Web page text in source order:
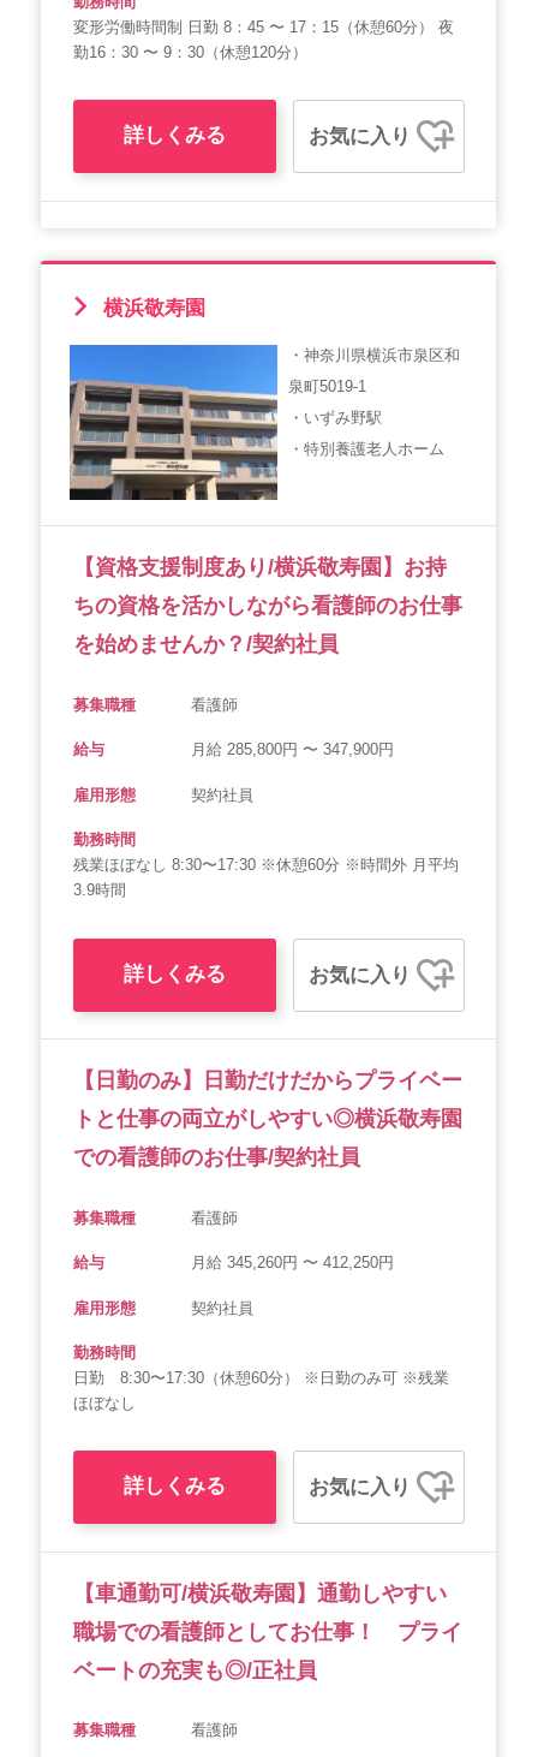
変形労働時間制 日勤 8：45 〜 17：15（休憩60分） 夜
勤16：30 〜 9：30（休憩120分）
詳しくみる お気に入り
横浜敬寿園
・神奈川県横浜市泉区和
泉町5019-1
・いずみ野駅
・特別養護老人ホーム
【資格支援制度あり/横浜敬寿園】お持
ちの資格を活かしながら看護師のお仕事
を始めませんか？/契約社員
募集職種 看護師
給与 月給 285,800円 〜 347,900円
雇用形態 契約社員
勤務時間
残業ほぼなし 8:30〜17:30 ※休憩60分 ※時間外 月平均
3.9時間
詳しくみる お気に入り
【日勤のみ】日勤だけだからプライベー
トと仕事の両立がしやすい◎横浜敬寿園
での看護師のお仕事/契約社員
募集職種 看護師
給与 月給 345,260円 〜 412,250円
雇用形態 契約社員
勤務時間
日勤 8:30〜17:30（休憩60分） ※日勤のみ可 ※残業
ほぼなし
詳しくみる お気に入り
【車通勤可/横浜敬寿園】通勤しやすい
職場での看護師としてお仕事！ プライ
ベートの充実も◎/正社員
募集職種 看護師